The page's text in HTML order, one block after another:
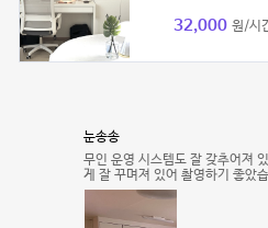
32,000 원/시
눈송송
무인 운영 시스템도 잘 갖추어져
게 잘 꾸며져 있어 촬영하기 좋았